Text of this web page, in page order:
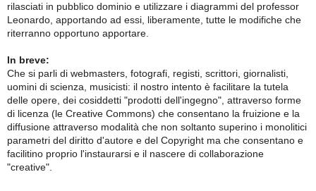
rilasciati in pubblico dominio e utilizzare i diagrammi del professor
Leonardo, apportando ad essi, liberamente, tutte le modifiche che
riterranno opportuno apportare.
In breve:
Che si parli di webmasters, fotografi, registi, scrittori, giornalisti,
uomini di scienza, musicisti: il nostro intento è facilitare la tutela
delle opere, dei cosiddetti "prodotti dell'ingegno", attraverso forme
di licenza (le Creative Commons) che consentano la fruizione e la
diffusione attraverso modalità che non soltanto superino i monolitici
parametri del diritto d'autore e del Copyright ma che consentano e
facilitino proprio l'instaurarsi e il nascere di collaborazione
"creative".